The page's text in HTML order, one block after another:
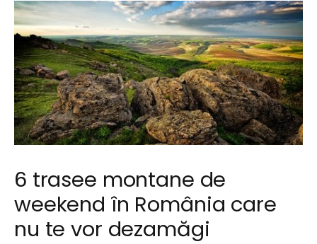
6 trasee montane de
weekend în România care
nu te vor dezamăgi